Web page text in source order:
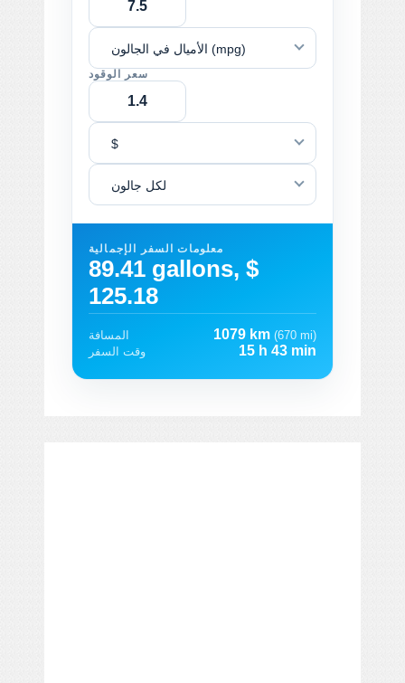
الأميال في الجالون (mpg)
سعر الوقود
$
لكل جالون
معلومات السفر الإجمالية
89.41 gallons, $
125.18
المسافة 1079 km (670 mi)
وقت السفر
15 h 43 min